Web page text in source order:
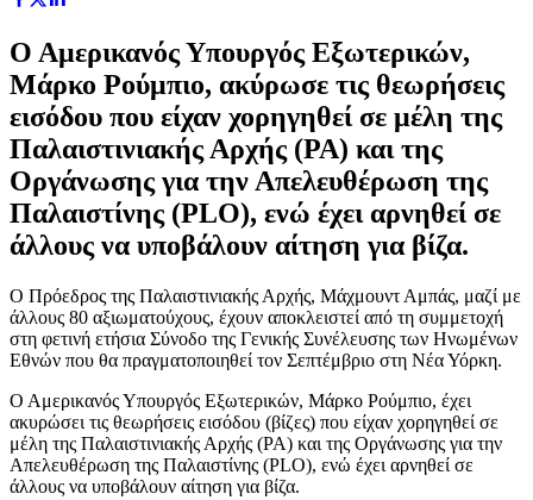
Ο Αμερικανός Υπουργός Εξωτερικών,
Μάρκο Ρούμπιο, ακύρωσε τις θεωρήσεις
εισόδου που είχαν χορηγηθεί σε μέλη της
Παλαιστινιακής Αρχής (PA) και της
Οργάνωσης για την Απελευθέρωση της
Παλαιστίνης (PLO), ενώ έχει αρνηθεί σε
άλλους να υποβάλουν αίτηση για βίζα.
Ο Πρόεδρος της Παλαιστινιακής Αρχής, Μάχμουντ Αμπάς, μαζί με
άλλους 80 αξιωματούχους, έχουν αποκλειστεί από τη συμμετοχή
στη φετινή ετήσια Σύνοδο της Γενικής Συνέλευσης των Ηνωμένων
Εθνών που θα πραγματοποιηθεί τον Σεπτέμβριο στη Νέα Υόρκη.
Ο Αμερικανός Υπουργός Εξωτερικών, Μάρκο Ρούμπιο, έχει
ακυρώσει τις θεωρήσεις εισόδου (βίζες) που είχαν χορηγηθεί σε
μέλη της Παλαιστινιακής Αρχής (PA) και της Οργάνωσης για την
Απελευθέρωση της Παλαιστίνης (PLO), ενώ έχει αρνηθεί σε
άλλους να υποβάλουν αίτηση για βίζα.